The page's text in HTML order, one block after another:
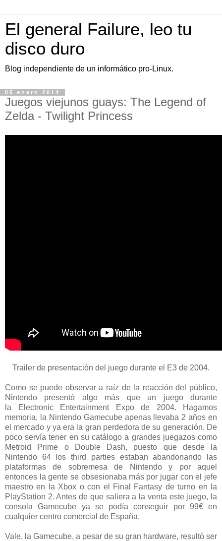
El general Failure, leo tu
disco duro
Blog independiente de un informático pro-Linux.
05 enero 2014
Juegos viejunos guays: The Legend of
Zelda - Twilight Princess
Trailer de presentación del juego durante el E3 de 2004.
Como se puede observar a raíz de la reacción del público,
Nintendo presentó algo más que un juego durante
la Electronic Entertainment Expo de 2004. Hagamos
memoria, la Nintendo Gamecube apenas llevaba 2 años en
el mercado y ya era la gran perdedora de su generación. De
poco servía tener en su catálogo a grandes juegazos como
Metroid Prime o Double Dash, puesto que desde la
Nintendo 64 los third parties estaban abandonando las
plataformas de sobremesa de Nintendo y por aquel
entonces la gente se obsesionaba más por jugar con el jefe
maestro en la Xbox o con el Final Fantasy de turno en la
PlayStation 2. Antes de que saliera a la venta este juego, la
consola Gamecube ya se podía conseguir por 99€ en
cualquier centro comercial de España.
Vale, la Gamecube, a pesar de su gran hardware, resultó ser